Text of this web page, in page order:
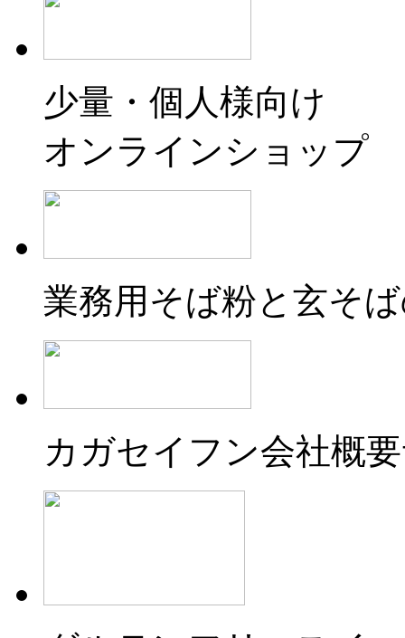
少量・個人様向け
オンラインショップ
業務用そば粉と玄そ
カガセイフン会社概